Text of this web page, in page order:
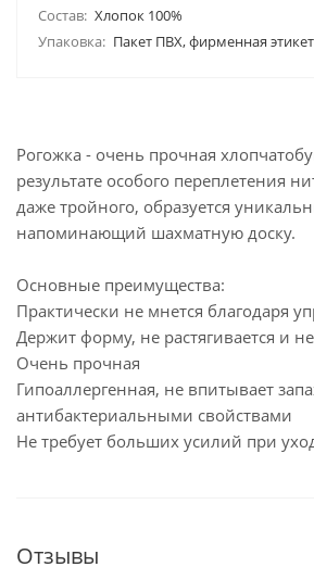
Состав: Хлопок 100%
Упаковка: Пакет ПВХ, фирменная
Рогожка - очень прочная
результате особого переплетения
даже тройного, образуется
напоминающий шахматную доску.
Основные преимущества:
Практически не мнется благодаря
Держит форму, не растягивается и
Очень прочная
Гипоаллергенная, не впитывает
антибактериальными свойствами
Не требует больших усилий при
Отзывы